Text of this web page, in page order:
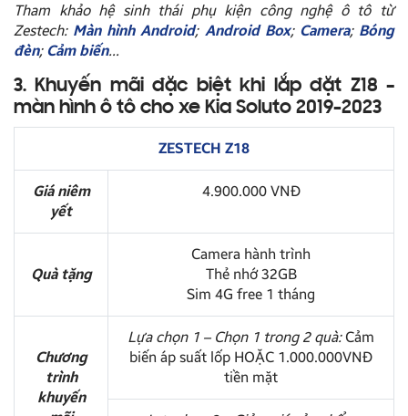
Tham khảo hệ sinh thái phụ kiện công nghệ ô tô từ
Zestech: Màn hình Android; Android Box; Camera; Bóng
đèn; Cảm biến…
3. Khuyến mãi đặc biệt khi lắp đặt Z18 –
màn hình ô tô cho xe Kia Soluto 2019-2023
ZESTECH Z18
Giá niêm
yết
4.900.000 VNĐ
Quà tặng
Camera hành trình
Thẻ nhớ 32GB
Sim 4G free 1 tháng
Chương
trình
khuyến
Lựa chọn 1 – Chọn 1 trong 2 quà:Cảm
biến áp suất lốp HOẶC 1.000.000VNĐ
tiền mặt